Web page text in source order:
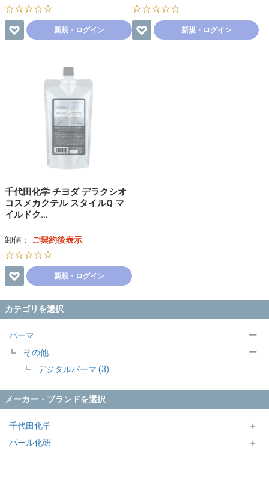
カテゴリを選択
パーマ
その他
デジタルパーマ (3)
ー
ー
メーカー・ブランドを選択
千代田化学
STYLE Q
＋
パール化研
＋
☆☆☆☆☆
新規・ログイン
☆☆☆☆☆
新規・ログイン
千代田化学 チヨダ デラクシオ
コスメカクテル スタイルQ マ
イルドク…
卸値： ご契約後表示
☆☆☆☆☆
新規・ログイン